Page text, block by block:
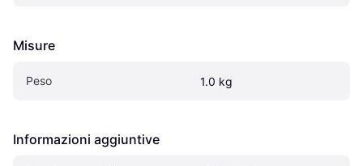
Misure
Peso 1.0 kg
Informazioni aggiuntive